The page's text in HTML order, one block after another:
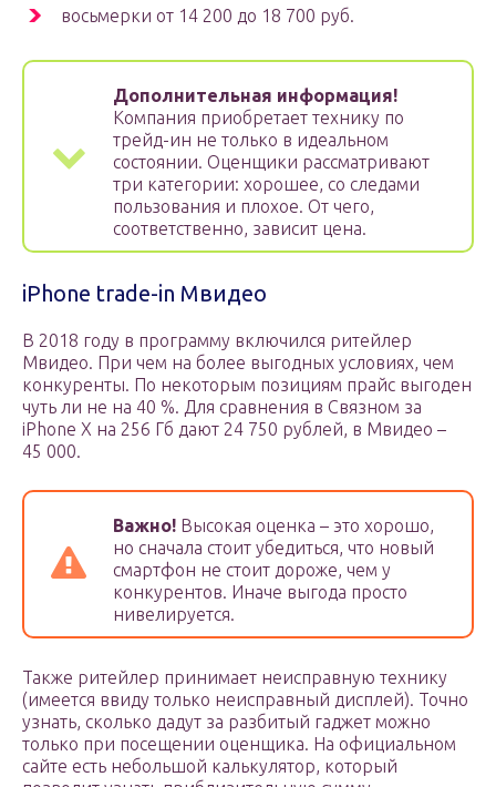
восьмерки от 14 200 до 18 700 руб.
Дополнительная информация!
Компания приобретает технику по
трейд-ин не только в идеальном
состоянии. Оценщики рассматривают
три категории: хорошее, со следами
пользования и плохое. От чего,
соответственно, зависит цена.
iPhone trade-in Мвидео
В 2018 году в программу включился ритейлер
Мвидео. При чем на более выгодных условиях, чем
конкуренты. По некоторым позициям прайс выгоден
чуть ли не на 40 %. Для сравнения в Связном за
iPhone X на 256 Гб дают 24 750 рублей, в Мвидео –
45 000.
Важно! Высокая оценка – это хорошо,
но сначала стоит убедиться, что новый
смартфон не стоит дороже, чем у
конкурентов. Иначе выгода просто
нивелируется.
Также ритейлер принимает неисправную технику
(имеется ввиду только неисправный дисплей). Точно
узнать, сколько дадут за разбитый гаджет можно
только при посещении оценщика. На официальном
сайте есть небольшой калькулятор, который